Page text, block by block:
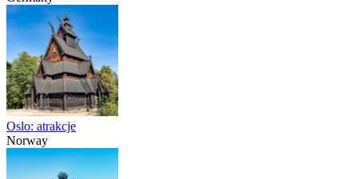
Oslo: atrakcje
Norway